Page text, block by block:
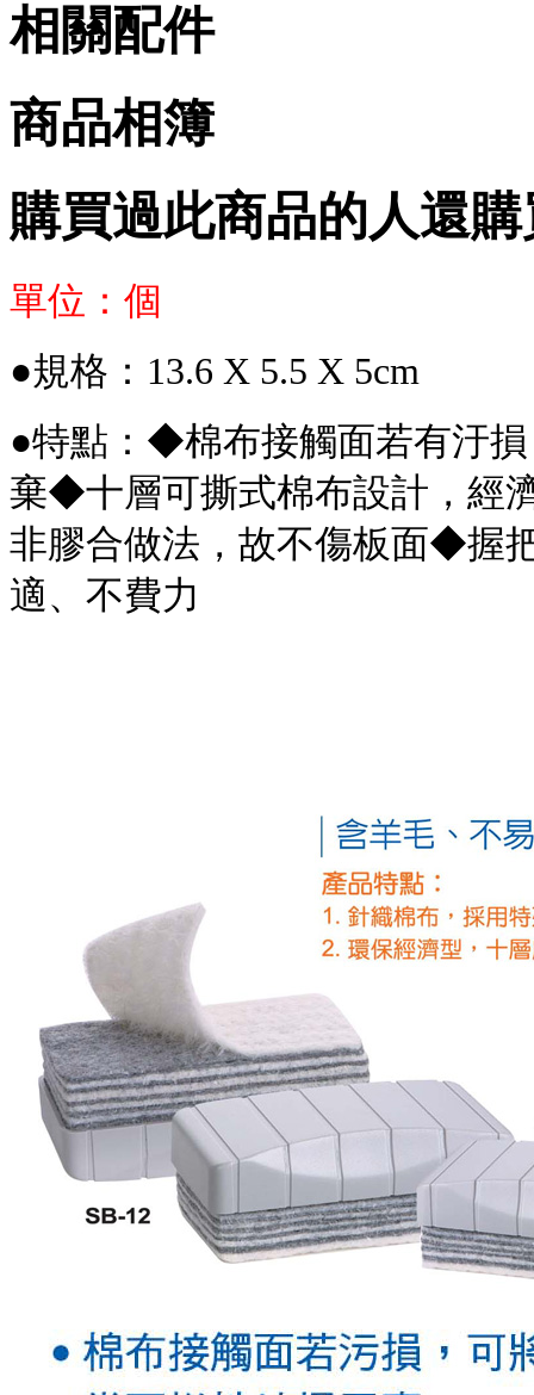
相關配件
商品相簿
購買過此商品的人還
單位：個
●規格：13.6 X 5.5 X 5cm
●特點：◆棉布接觸面若有汙
棄◆十層可撕式棉布設計，經
非膠合做法，故不傷板面◆握
適、不費力